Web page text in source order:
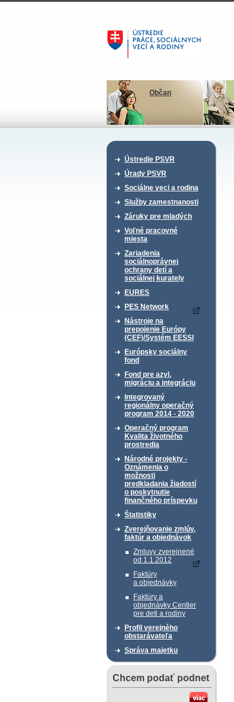
Občan
Ústredie PSVR
Úrady PSVR
Sociálne veci a rodina
Služby zamestnanosti
Záruky pre mladých
Voľné pracovné
miesta
Zariadenia
sociálnoprávnej
ochrany detí a
sociálnej kurately
EURES
PES Network
Nástroje na
prepojenie Európy
(CEF)/Systém EESSI
Európsky sociálny
fond
Fond pre azyl,
migráciu a integráciu
Integrovaný
regionálny operačný
program 2014 - 2020
Operačný program
Kvalita životného
prostredia
Národné projekty -
Oznámenia o
možnosti
predkladania žiadostí
o poskytnutie
finančného príspevku
Štatistiky
Zverejňovanie zmlúv,
faktúr a objednávok
Zmluvy zverejnené
od 1.1.2012
Faktúry
a objednávky
Faktúry a
objednávky Centier
pre deti a rodiny
Profil verejného
obstarávateľa
Správa majetku
Chcem podať podnet